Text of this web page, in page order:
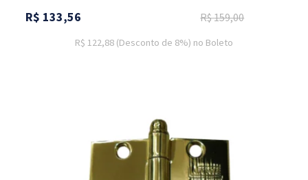
R$159,00
R$ 133,56
R$ 122,88 (Desconto de 8%) no Boleto